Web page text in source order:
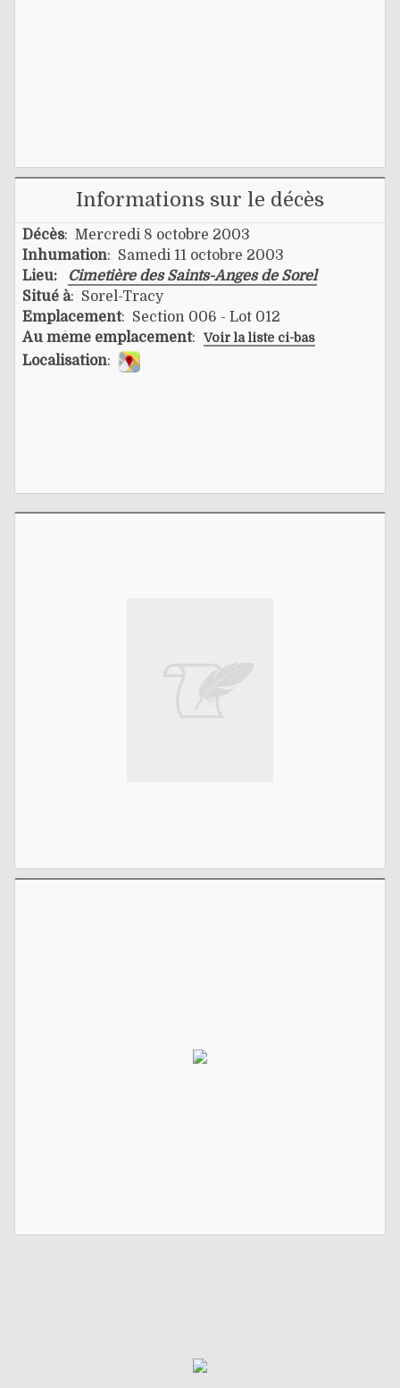
Informations sur le décès
Décès: Mercredi 8 octobre 2003
Inhumation: Samedi 11 octobre 2003
Lieu:
Cimetière des Saints-Anges de Sorel
Situé à: Sorel-Tracy
Emplacement: Section 006 - Lot 012
Au même emplacement: Voir la liste ci-bas
Localisation: